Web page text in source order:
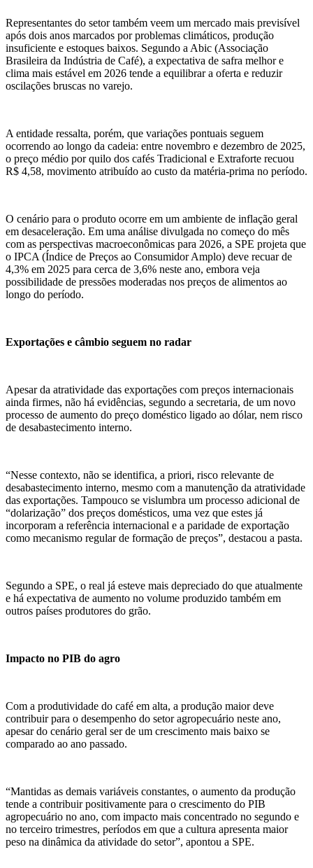
Representantes do setor também veem um mercado mais previsível
após dois anos marcados por problemas climáticos, produção
insuficiente e estoques baixos. Segundo a Abic (Associação
Brasileira da Indústria de Café), a expectativa de safra melhor e
clima mais estável em 2026 tende a equilibrar a oferta e reduzir
oscilações bruscas no varejo.
A entidade ressalta, porém, que variações pontuais seguem
ocorrendo ao longo da cadeia: entre novembro e dezembro de 2025,
o preço médio por quilo dos cafés Tradicional e Extraforte recuou
R$ 4,58, movimento atribuído ao custo da matéria-prima no período.
O cenário para o produto ocorre em um ambiente de inflação geral
em desaceleração. Em uma análise divulgada no começo do mês
com as perspectivas macroeconômicas para 2026, a SPE projeta que
o IPCA (Índice de Preços ao Consumidor Amplo) deve recuar de
4,3% em 2025 para cerca de 3,6% neste ano, embora veja
possibilidade de pressões moderadas nos preços de alimentos ao
longo do período.
Exportações e câmbio seguem no radar
Apesar da atratividade das exportações com preços internacionais
ainda firmes, não há evidências, segundo a secretaria, de um novo
processo de aumento do preço doméstico ligado ao dólar, nem risco
de desabastecimento interno.
“Nesse contexto, não se identifica, a priori, risco relevante de
desabastecimento interno, mesmo com a manutenção da atratividade
das exportações. Tampouco se vislumbra um processo adicional de
“dolarização” dos preços domésticos, uma vez que estes já
incorporam a referência internacional e a paridade de exportação
como mecanismo regular de formação de preços”, destacou a pasta.
Segundo a SPE, o real já esteve mais depreciado do que atualmente
e há expectativa de aumento no volume produzido também em
outros países produtores do grão.
Impacto no PIB do agro
Com a produtividade do café em alta, a produção maior deve
contribuir para o desempenho do setor agropecuário neste ano,
apesar do cenário geral ser de um crescimento mais baixo se
comparado ao ano passado.
“Mantidas as demais variáveis constantes, o aumento da produção
tende a contribuir positivamente para o crescimento do PIB
agropecuário no ano, com impacto mais concentrado no segundo e
no terceiro trimestres, períodos em que a cultura apresenta maior
peso na dinâmica da atividade do setor”, apontou a SPE.